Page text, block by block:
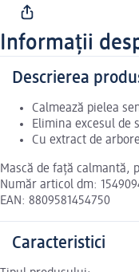
Informații
Descrierea
Calmează pielea
Elimina excesul de
Cu extract de
Mască de față calmantă,
Număr articol dm:
EAN: 8809581454750
Caracteristici